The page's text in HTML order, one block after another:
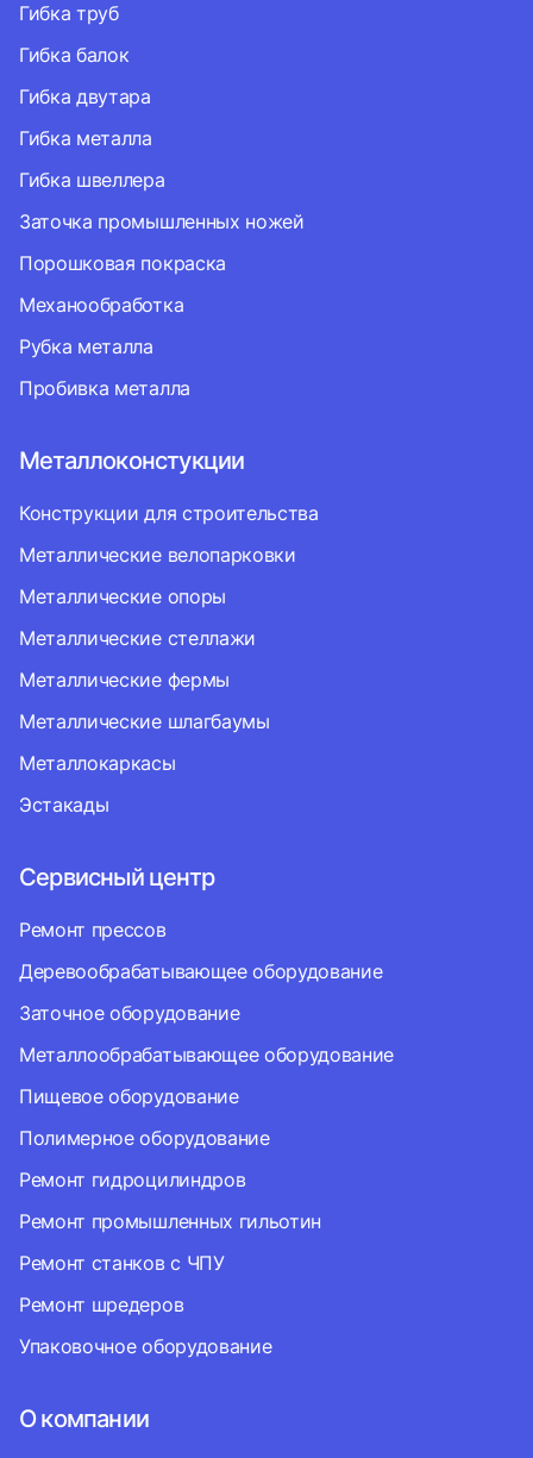
Гибка труб
Гибка балок
Гибка двутара
Гибка металла
Гибка швеллера
Заточка промышленных ножей
Порошковая покраска
Механообработка
Рубка металла
Пробивка металла
Металлоконстукции
Конструкции для строительства
Металлические велопарковки
Металлические опоры
Металлические стеллажи
Металлические фермы
Металлические шлагбаумы
Металлокаркасы
Эстакады
Сервисный центр
Ремонт прессов
Деревообрабатывающее оборудование
Заточное оборудование
Металлообрабатывающее оборудование
Пищевое оборудование
Полимерное оборудование
Ремонт гидроцилиндров
Ремонт промышленных гильотин
Ремонт станков с ЧПУ
Ремонт шредеров
Упаковочное оборудование
О компании